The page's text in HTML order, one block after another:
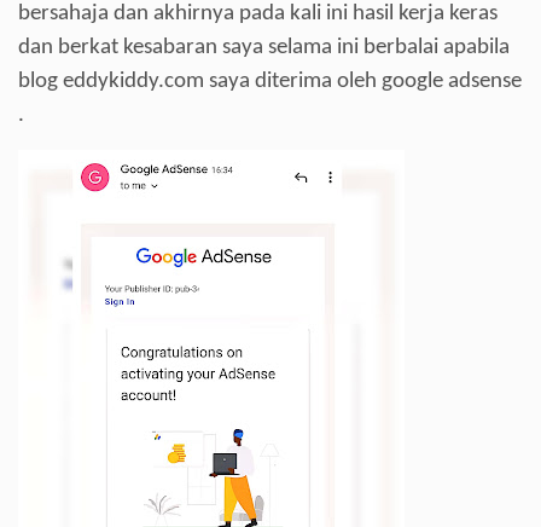
bersahaja dan akhirnya pada kali ini hasil kerja keras
dan berkat kesabaran saya selama ini berbalai apabila
blog eddykiddy.com saya diterima oleh google adsense
.